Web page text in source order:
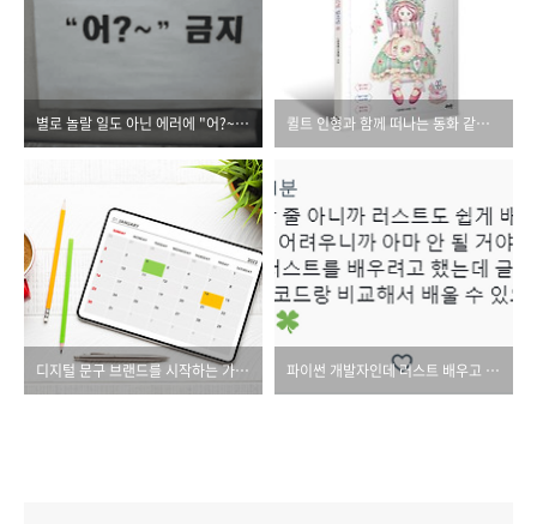
별로 놀랄 일도 아닌 에러에 "어?~" 금지 퀼트 인형과 함께 떠나는 동화 같은 추억 여행
디지털 문구 브랜드를 시작하는 가장 쉬운 방법 파이썬 개발자인데 러스트 배우고 싶어요